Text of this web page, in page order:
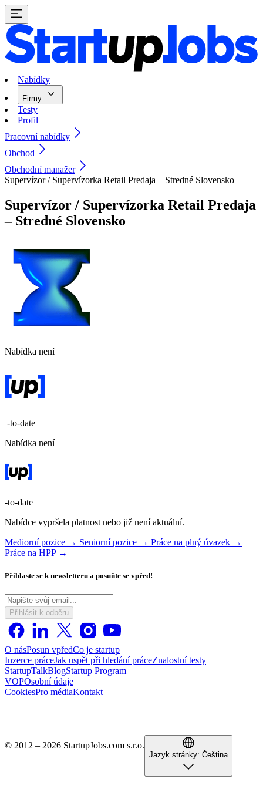
Nabídky
Firmy
Testy
Profil
Pracovní nabídky
Obchod
Obchodní manažer
Supervízor / Supervízorka Retail Predaja – Stredné Slovensko
Supervízor / Supervízorka Retail Predaja
– Stredné Slovensko
Nabídka není
-to-date
Nabídka není
-to-date
Nabídce vypršela platnost nebo již není aktuální.
Mediorní pozice → Seniorní pozice → Práce na plný úvazek →
Práce na HPP →
Přihlaste se k newsletteru a posuňte se vpřed!
Přihlásit k odběru
O násPosun vpředCo je startup
Inzerce práceJak uspět při hledání práceZnalostní testy
StartupTalkBlogStartup Program
VOPOsobní údaje
CookiesPro médiaKontakt
© 2012 – 2026 StartupJobs.com s.r.o.
Jazyk stránky: Čeština